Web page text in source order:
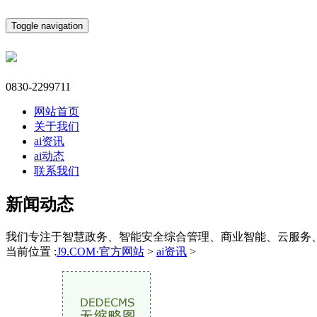
Toggle navigation
0830-2299711
网站首页
关于我们
ai资讯
ai动态
联系我们
新闻动态
我们专注于智慧政务、智能安全综合管理、商业智能、云服务
当前位置 :J9.COM·官方网站 > ai资讯 >